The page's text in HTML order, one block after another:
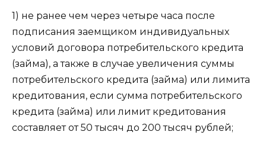
1) не ранее чем через четыре часа после
подписания заемщиком индивидуальных
условий договора потребительского кредита
(займа), а также в случае увеличения суммы
потребительского кредита (займа) или лимита
кредитования, если сумма потребительского
кредита (займа) или лимит кредитования
составляет от 50 тысяч до 200 тысяч рублей;